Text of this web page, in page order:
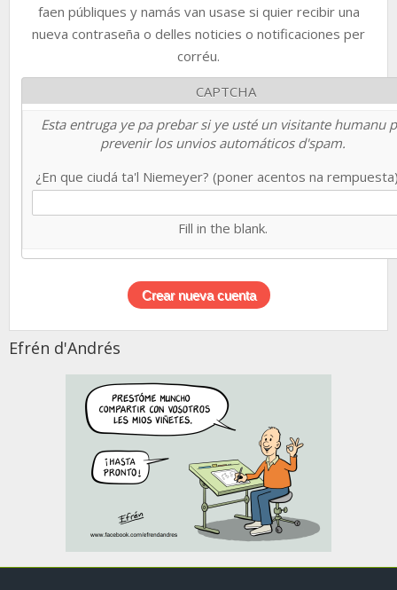
faen públiques y namás van usase si quier recibir una
nueva contraseña o delles noticies o notificaciones per
corréu.
CAPTCHA
Esta entruga ye pa prebar si ye usté un visitante humanu
prevenir los unvios automáticos d'spam.
¿En que ciudá ta'l Niemeyer? (poner acentos na
Fill in the blank.
Efrén d'Andrés